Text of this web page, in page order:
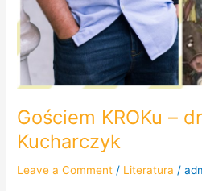
Gościem KROKu –
Kucharczyk
Leave a Comment / Literatura /